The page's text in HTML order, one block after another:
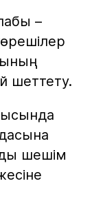
–
шеттету.
шешім